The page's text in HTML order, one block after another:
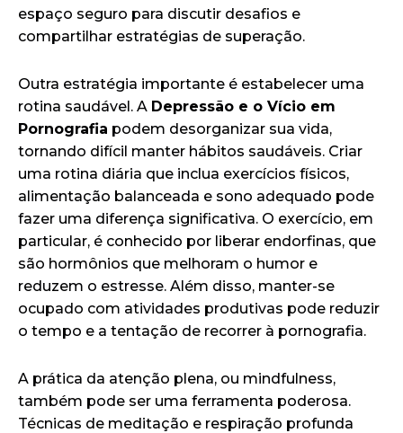
espaço seguro para discutir desafios e
compartilhar estratégias de superação.
Outra estratégia importante é estabelecer uma
rotina saudável. A Depressão e o Vício em
Pornografia podem desorganizar sua vida,
tornando difícil manter hábitos saudáveis. Criar
uma rotina diária que inclua exercícios físicos,
alimentação balanceada e sono adequado pode
fazer uma diferença significativa. O exercício, em
particular, é conhecido por liberar endorfinas, que
são hormônios que melhoram o humor e
reduzem o estresse. Além disso, manter-se
ocupado com atividades produtivas pode reduzir
o tempo e a tentação de recorrer à pornografia.
A prática da atenção plena, ou mindfulness,
também pode ser uma ferramenta poderosa.
Técnicas de meditação e respiração profunda